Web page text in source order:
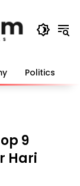
Politics
9
Hari